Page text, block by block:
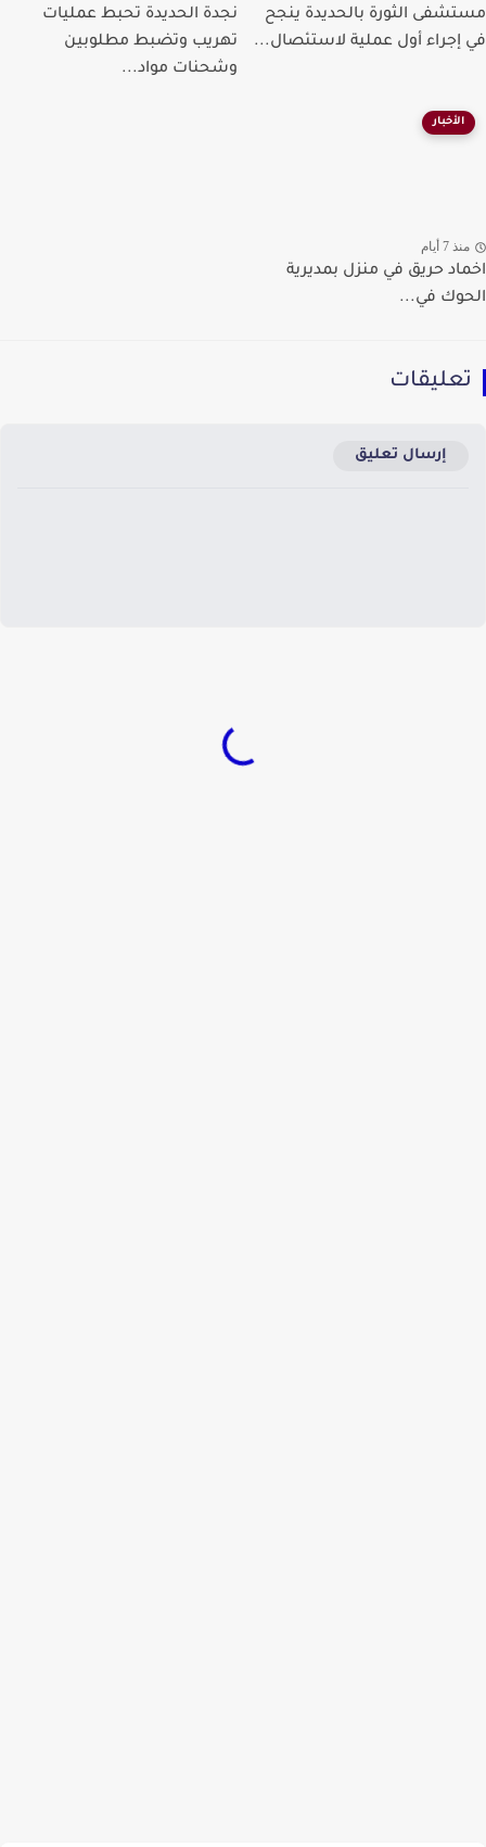
الثورة بالحديدة ينجح
أول عملية لاستئصال...
نجدة الحديدة تحبط عمليات
تهريب وتضبط مطلوبين
وشحنات مواد...
الأخبار
7 أيام
حريق في منزل بمديرية
في...
إرسال تعليق